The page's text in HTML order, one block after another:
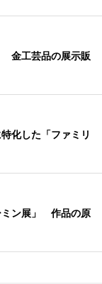
金工芸品の展示販
化した「ファミリ
ミン展」 作品の原